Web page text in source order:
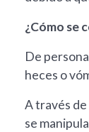
¿Cómo se
De
heces o
A través
se